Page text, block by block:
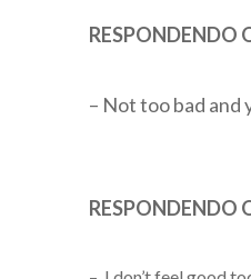
RESPONDENDO
– Not too bad and
RESPONDENDO